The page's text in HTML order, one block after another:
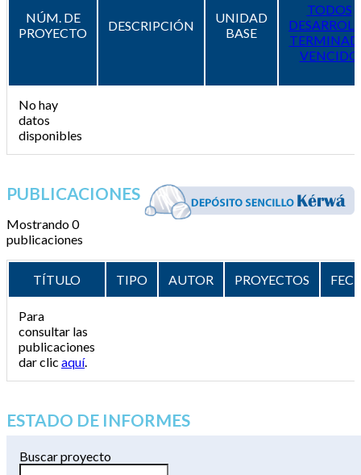
NÚM. DE
PROYECTO
DESCRIPCIÓN
UNIDAD
BASE
TODOS
VENCIDO
No hay
datos
disponibles
PUBLICACIONES
Mostrando 0
publicaciones
TÍTULO TIPO AUTOR PROYECTOS
Para
consultar las
publicaciones
dar clic aquí.
ESTADO DE INFORMES
Buscar proyecto